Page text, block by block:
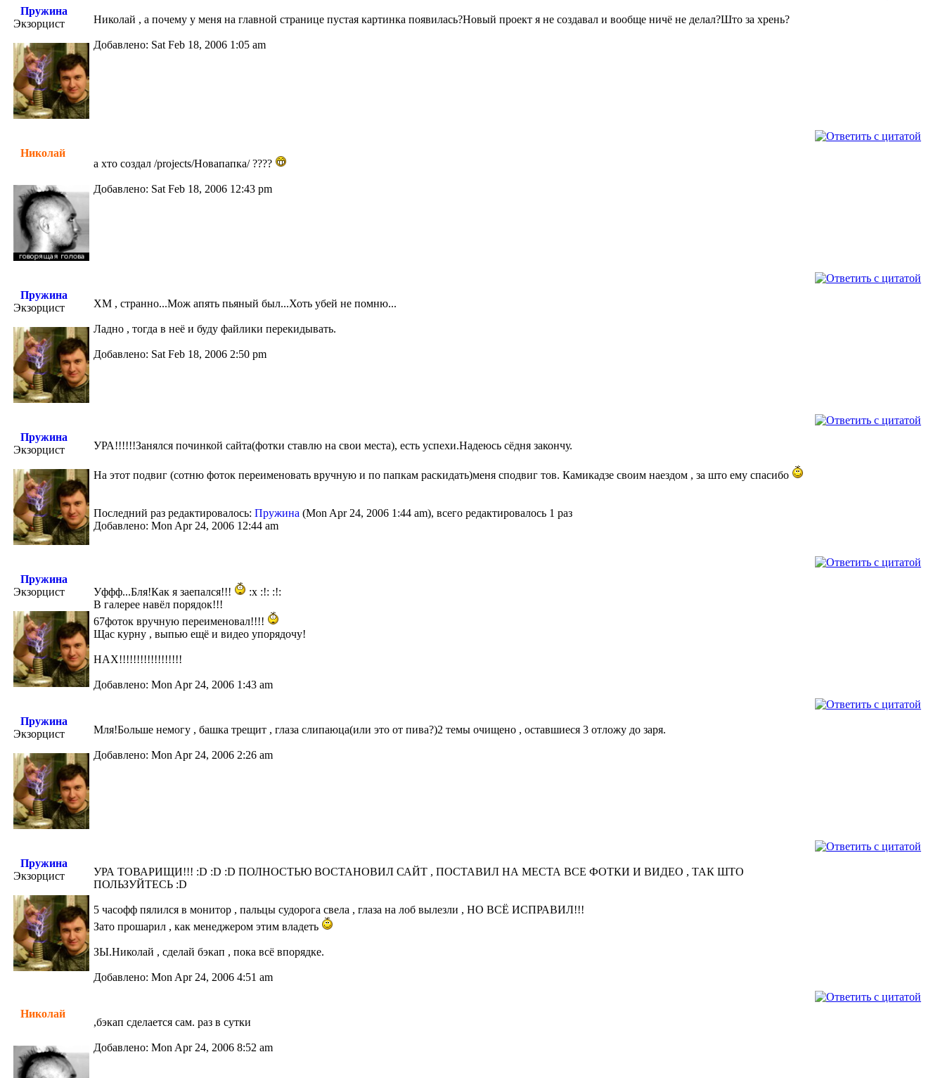
Пружина
Экзорцист
Николай , а почему у меня на главной странице пустая картинка появилась?Новый проект я не создавал и вообще ничё не делал?Што за хрень?
Добавлено: Sat Feb 18, 2006 1:05 am
Николай
а хто создал /projects/Новапапка/ ????
Добавлено: Sat Feb 18, 2006 12:43 pm
Пружина
Экзорцист
ХМ , странно...Мож апять пьяный был...Хоть убей не помню...
Ладно , тогда в неё и буду файлики перекидывать.
Добавлено: Sat Feb 18, 2006 2:50 pm
Пружина
Экзорцист
УРА!!!!!!Занялся починкой сайта(фотки ставлю на свои места), есть успехи.Надеюсь сёдня закончу.
На этот подвиг (сотню фоток переименовать вручную и по папкам раскидать)меня сподвиг тов. Камикадзе своим наездом , за што ему спасибо
Последний раз редактировалось: Пружина (Mon Apr 24, 2006 1:44 am), всего редактировалось 1 раз
Добавлено: Mon Apr 24, 2006 12:44 am
Пружина
Экзорцист
Уффф...Бля!Как я заепался!!!
:x :!: :!:
В галерее навёл порядок!!!
67фоток вручную переименовал!!!!
Щас курну , выпью ещё и видео упорядочу!
НАХ!!!!!!!!!!!!!!!!!!
Добавлено: Mon Apr 24, 2006 1:43 am
Пружина
Экзорцист
Мля!Больше немогу , башка трещит , глаза слипаюца(или это от пива?)2 темы очищено , оставшиеся 3 отложу до заря.
Добавлено: Mon Apr 24, 2006 2:26 am
Пружина
Экзорцист
УРА ТОВАРИЩИ!!! :D :D :D ПОЛНОСТЬЮ ВОСТАНОВИЛ САЙТ , ПОСТАВИЛ НА МЕСТА ВСЕ ФОТКИ И ВИДЕО , ТАК ШТО
ПОЛЬЗУЙТЕСЬ :D
5 часофф пялился в монитор , пальцы судорога свела , глаза на лоб вылезли , НО ВСЁ ИСПРАВИЛ!!!
Зато прошарил , как менеджером этим владеть
ЗЫ.Николай , сделай бэкап , пока всё впорядке.
Добавлено: Mon Apr 24, 2006 4:51 am
Николай
,бэкап сделается сам. раз в сутки
Добавлено: Mon Apr 24, 2006 8:52 am